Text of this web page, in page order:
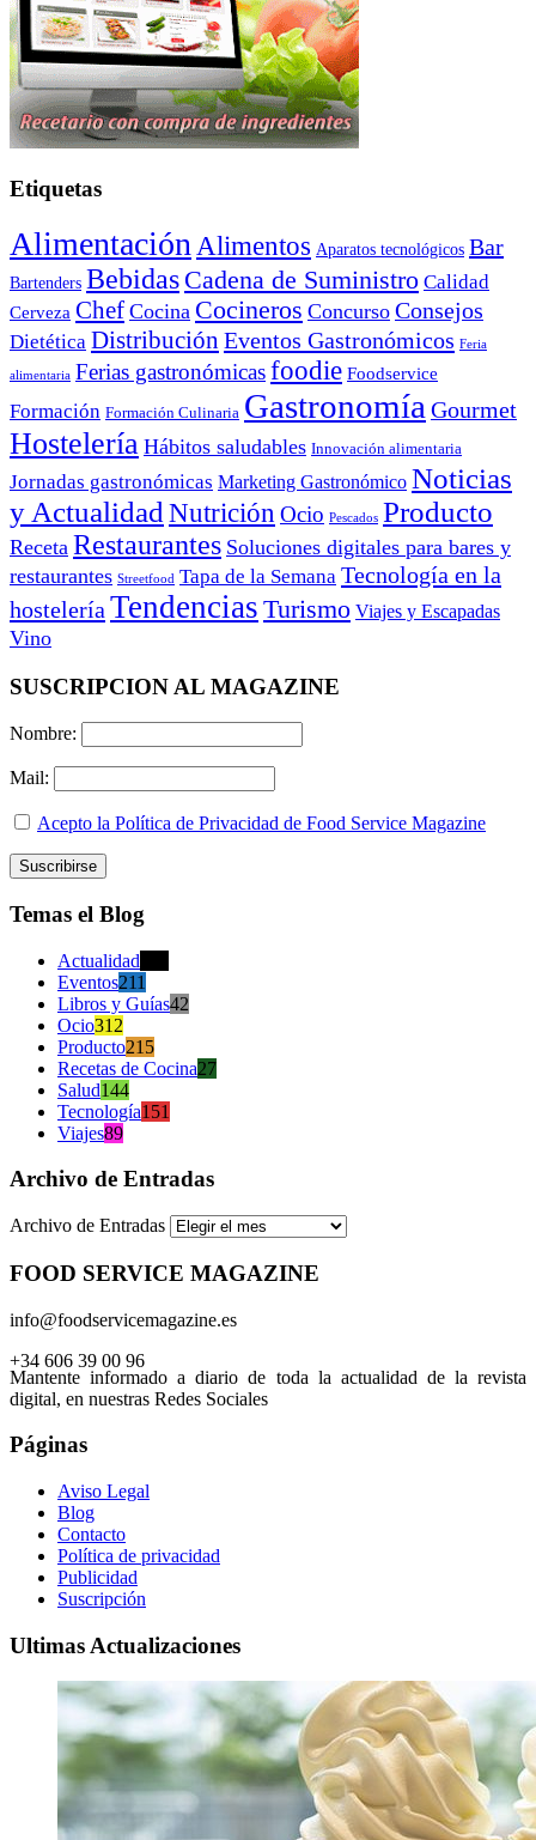
Etiquetas
Alimentación Alimentos Aparatos tecnológicos Bar
Bartenders Bebidas Cadena de Suministro Calidad
Cerveza Chef Cocina Cocineros Concurso Consejos
Dietética Distribución Eventos Gastronómicos Feria
alimentaria Ferias gastronómicasfoodie Foodservice
Formación Formación Culinaria Gastronomía Gourmet
Hostelería Hábitos saludables Innovación alimentaria
Jornadas gastronómicas Marketing Gastronómico Noticias
y Actualidad Nutrición Ocio Pescados Producto
Receta Restaurantes Soluciones digitales para bares y
restaurantes Streetfood Tapa de la Semana Tecnología en la
hostelería Tendencias Turismo Viajes y Escapadas
Vino
SUSCRIPCION AL MAGAZINE
Nombre:
Mail:
Acepto la Política de Privacidad de Food Service Magazine
Temas el Blog
Actualidad
Eventos211
Libros y Guías42
Ocio312
Producto215
Recetas de Cocina27
Salud144
Tecnología151
Viajes89
Archivo de Entradas
Archivo de Entradas
FOOD SERVICE MAGAZINE
info@foodservicemagazine.es
+34 606 39 00 96
Mantente informado a diario de toda la actualidad de la revista
digital, en nuestras Redes Sociales
Páginas
Aviso Legal
Blog
Contacto
Política de privacidad
Publicidad
Suscripción
Ultimas Actualizaciones